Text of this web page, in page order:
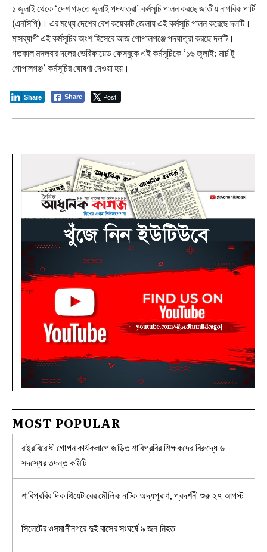
১ জুলাই থেকে ‘দেশ গড়তে জুলাই পদযাত্রা’ কর্মসূচি পালন করছে জাতীয় নাগরিক পার্টি
(এনসিপি)। এর মধ্যে দেশের বেশ কয়েকটি জেলায় এই কর্মসূচি পালন করেছে দলটি।
মাসব্যাপী এই কর্মসূচির অংশ হিসেবে আজ গোপালগঞ্জে পদযাত্রা করছে দলটি।
গতকাল মঙ্গলবার দলের ভেরিফায়েড ফেসবুকে এই কর্মসূচিকে ‘১৬ জুলাই: মার্চ টু
গোপালগঞ্জ’ কর্মসূচির ঘোষণা দেওয়া হয়।
Share Post
Share
MOST POPULAR
রাষ্ট্রবিরোধী গোপন কার্যকলাপে জড়িত শাবিপ্রবির শিক্ষকদের বিরুদ্ধে ৬
সদস্যের তদন্ত কমিটি
শাবিপ্রবির দিক থিয়েটারের মৌলিক নাটক অদ্যপুরাণ, প্রদর্শনী শুরু ২৭ আগস্ট
সিলেটের ওসমানীনগরে দুই বাসের সংঘর্ষে ৯ জন নিহত